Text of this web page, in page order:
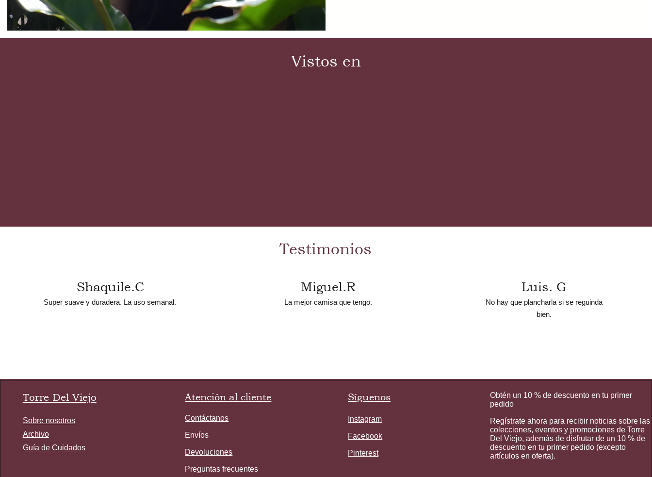
Vistos en
Shaquile.C
Super suave y duradera. La uso semanal.
Testimonios
Miguel.R
La mejor camisa que tengo.
Luis. G
No hay que plancharla si se reguinda
bien.
Torre Del Viejo
Sobre nosotros
Archivo
Guía de Cuidados
Atención al cliente
Contáctanos
Envíos
Devoluciones
Preguntas frecuentes
Síguenos
Instagram
Facebook
Pinterest
Obtén un 10 % de descuento en tu primer
pedido
Regístrate ahora para recibir noticias sobre las
colecciones, eventos y promociones de Torre
Del Viejo, además de disfrutar de un 10 % de
descuento en tu primer pedido (excepto
artículos en oferta).